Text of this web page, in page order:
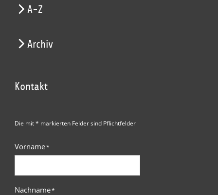
A-Z
Archiv
Kontakt
Die mit * markierten Felder sind Pflichtfelder
Vorname*
Nachname*